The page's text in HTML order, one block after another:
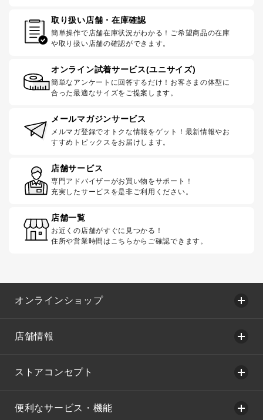
取り扱い店舗・在庫確認
簡単操作で店舗在庫状況がわかる！ご希望商品の在庫
や取り扱い店舗の確認ができます。
オンライン試着サービス(ユニサイズ)
簡単なアンケートに回答するだけ！お客さまの体型に
合った最適なサイズをご提案します。
メールマガジンサービス
メルマガ登録でオトクな情報をゲット！最新情報やお
すすめトピックスをお届けします。
店舗サービス
専門アドバイザーがお買い物をサポート！
充実したサービスを是非ご利用ください。
店舗一覧
お近くの店舗がすぐに見つかる！
住所や営業時間はこちらからご確認できます。
オンラインショップ
店舗情報
ストアコンセプト
便利なサービス・機能